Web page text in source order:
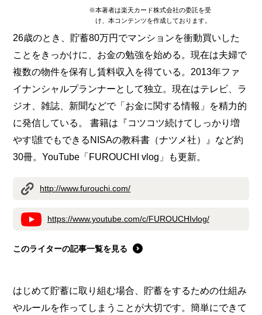
※本著者は楽天カード株式会社の委託を受
け、本コンテンツを作成しております。
26歳のとき、貯蓄80万円でマンションを衝動買いした
ことをきっかけに、お金の勉強を始める。現在は夫婦で
複数の物件を保有し賃料収入を得ている。2013年ファ
イナンシャルプランナーとして独立。現在はテレビ、ラ
ジオ、雑誌、新聞などで「お金に関する情報」を精力的
に発信している。 書籍は『コツコツ続けてしっかり増
やす!誰でもできるNISAの教科書（ナツメ社）』など約
30冊。YouTube「FUROUCHI vlog」も更新。
http://www.furouchi.com/
https://www.youtube.com/c/FUROUCHIvlog/
このライターの記事一覧を見る
はじめて貯蓄に取り組む場合、貯蓄をするための仕組み
やルールを作ってしまうことが大切です。簡単にできて